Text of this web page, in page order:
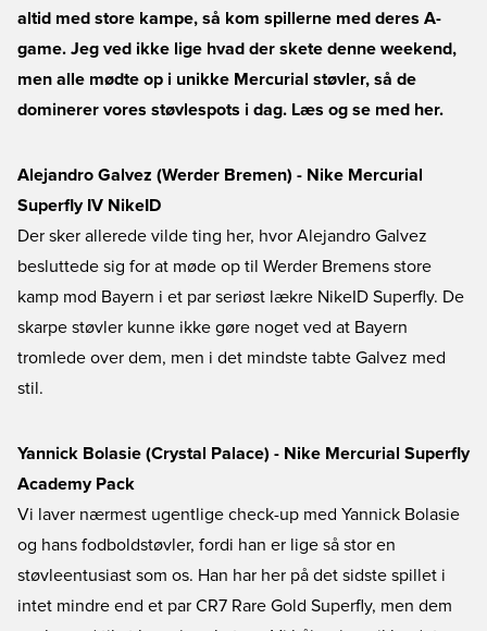
altid med store kampe, så kom spillerne med deres A-
game. Jeg ved ikke lige hvad der skete denne weekend,
men alle mødte op i unikke Mercurial støvler, så de
dominerer vores støvlespots i dag. Læs og se med her.
Alejandro Galvez (Werder Bremen) - Nike Mercurial
Superfly IV NikeID
Der sker allerede vilde ting her, hvor Alejandro Galvez
besluttede sig for at møde op til Werder Bremens store
kamp mod Bayern i et par seriøst lækre NikeID Superfly. De
skarpe støvler kunne ikke gøre noget ved at Bayern
tromlede over dem, men i det mindste tabte Galvez med
stil.
Yannick Bolasie (Crystal Palace) - Nike Mercurial Superfly
Academy Pack
Vi laver nærmest ugentlige check-up med Yannick Bolasie
og hans fodboldstøvler, fordi han er lige så stor en
støvleentusiast som os. Han har her på det sidste spillet i
intet mindre end et par CR7 Rare Gold Superfly, men dem